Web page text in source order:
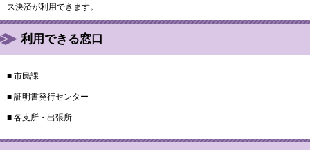
ス決済が利用できます。
利用できる窓口
■ 市民課
■ 証明書発行センター
■ 各支所・出張所